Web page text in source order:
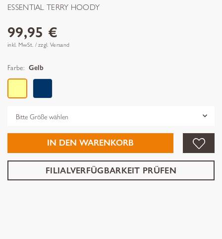
ESSENTIAL TERRY HOODY
99,95 €
inkl. MwSt. / zzgl. Versand
Farbe: Gelb
IN DEN WARENKORB
FILIALVERFÜGBARKEIT PRÜFEN